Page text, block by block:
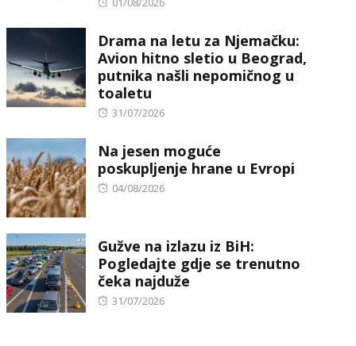
Drama na letu za Njemačku:
Avion hitno sletio u Beograd,
putnika našli nepomičnog u
toaletu
Posted
31/07/2026
Na jesen moguće
poskupljenje hrane u Evropi
Posted
04/08/2026
Gužve na izlazu iz BiH:
Pogledajte gdje se trenutno
čeka najduže
Posted
31/07/2026